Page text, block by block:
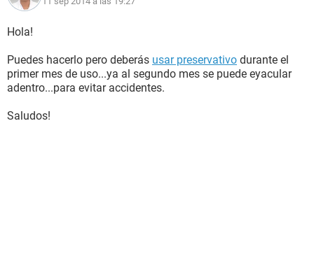
Hola!
Puedes hacerlo pero deberás usar preservativo durante el
primer mes de uso...ya al segundo mes se puede eyacular
adentro...para evitar accidentes.
Saludos!